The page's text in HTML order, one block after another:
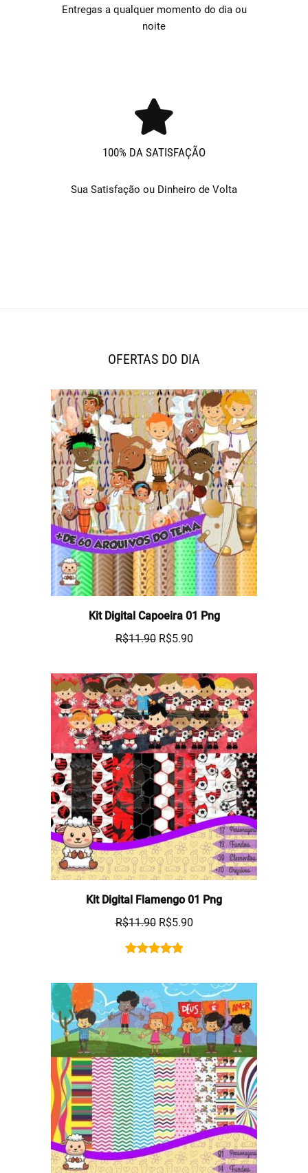
Entregas a qualquer momento do dia ou
noite
100% DA SATISFAÇÃO
Sua Satisfação ou Dinheiro de Volta
OFERTAS DO DIA
Kit Digital Capoeira 01 Png
R$11.90 R$5.90
Kit Digital Flamengo 01 Png
R$11.90 R$5.90
out of 5
based on
customer
rating